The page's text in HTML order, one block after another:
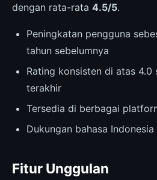
dengan rata-rata 4.5/5.
Peningkatan pengguna
tahun sebelumnya
Rating konsisten di atas 4.0
terakhir
Tersedia di berbagai
Dukungan bahasa
Fitur Unggulan